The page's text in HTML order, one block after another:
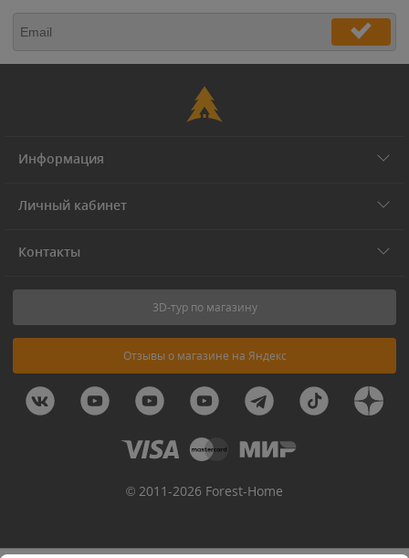
Информация
Личный кабинет
Контакты
3D-тур по магазину
Отзывы о магазине на Яндекс
© 2011-2026 Forest-Home